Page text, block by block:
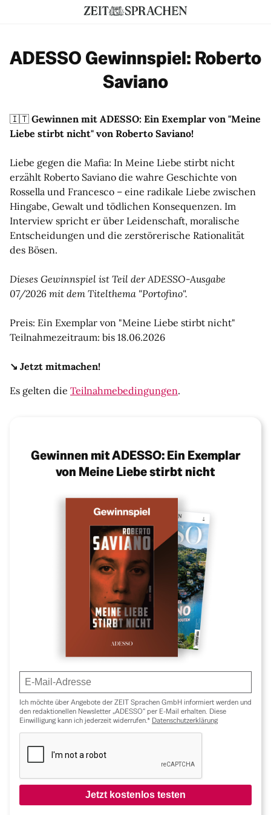
ADESSO Gewinnspiel: Roberto
Saviano
🇮🇹 Gewinnen mit ADESSO: Ein Exemplar von "Meine
Liebe stirbt nicht" von Roberto Saviano!
Liebe gegen die Mafia: In Meine Liebe stirbt nicht
erzählt Roberto Saviano die wahre Geschichte von
Rossella und Francesco – eine radikale Liebe zwischen
Hingabe, Gewalt und tödlichen Konsequenzen. Im
Interview spricht er über Leidenschaft, moralische
Entscheidungen und die zerstörerische Rationalität
des Bösen.
Dieses Gewinnspiel ist Teil der ADESSO-Ausgabe
07/2026 mit dem Titelthema "Portofino".
Preis: Ein Exemplar von "Meine Liebe stirbt nicht"
Teilnahmezeitraum: bis 18.06.2026
↘️ Jetzt mitmachen!
Es gelten die Teilnahmebedingungen.
Gewinnen mit ADESSO: Ein Exemplar
von Meine Liebe stirbt nicht
Ich möchte über Angebote der ZEIT Sprachen GmbH informiert werden und
den redaktionellen Newsletter „ADESSO“ per E-Mail erhalten. Diese
Einwilligung kann ich jederzeit widerrufen.* Datenschutzerklärung